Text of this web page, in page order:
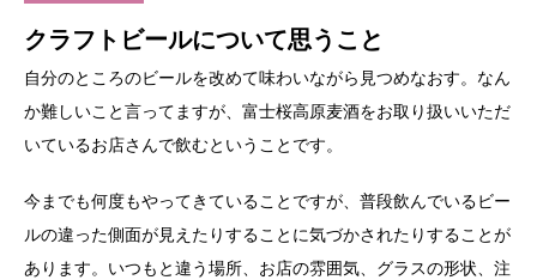
クラフトビールについて思うこと
自分のところのビールを改めて味わいながら見つめなおす。なん
か難しいこと言ってますが、富士桜高原麦酒をお取り扱いいただ
いているお店さんで飲むということです。
今までも何度もやってきていることですが、普段飲んでいるビー
ルの違った側面が見えたりすることに気づかされたりすることが
あります。いつもと違う場所、お店の雰囲気、グラスの形状、注